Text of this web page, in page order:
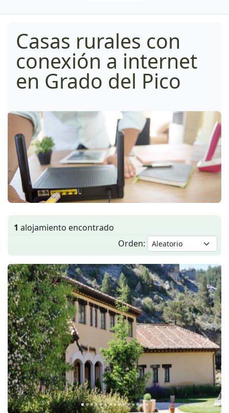
Casas rurales con
conexión a internet
en Grado del Pico
1 alojamiento encontrado
Orden:
Anterior